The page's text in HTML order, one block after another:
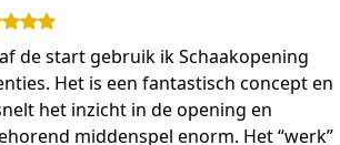
de start gebruik ik Schaakopening
Het is een fantastisch concept en
het inzicht in de opening en
middenspel enorm. Het “werk”